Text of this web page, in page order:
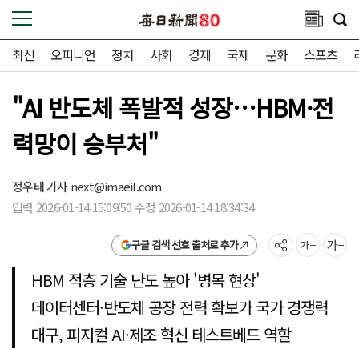
최신 오피니언 정치 사회 경제 국제 문화 스포츠
"AI 반도체 폭발적 성장…HBM·전
력망이 승부처"
정우태 기자next@imaeil.com
입력 2026-01-14 15:09:50 수정 2026-01-14 18:34:34
구글 검색 선호 출처로 추가
HBM 적층 기술 난도 높아 '병목 현상'
데이터센터·반도체 공장 전력 확보가 국가 경쟁력
대구, 피지컬 AI·제조 혁신 테스트베드 역할